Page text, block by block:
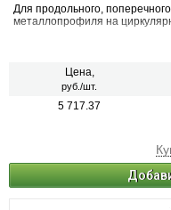
Для продольного,
металлопрофиля на
Цена,
руб./шт.
5 717.37